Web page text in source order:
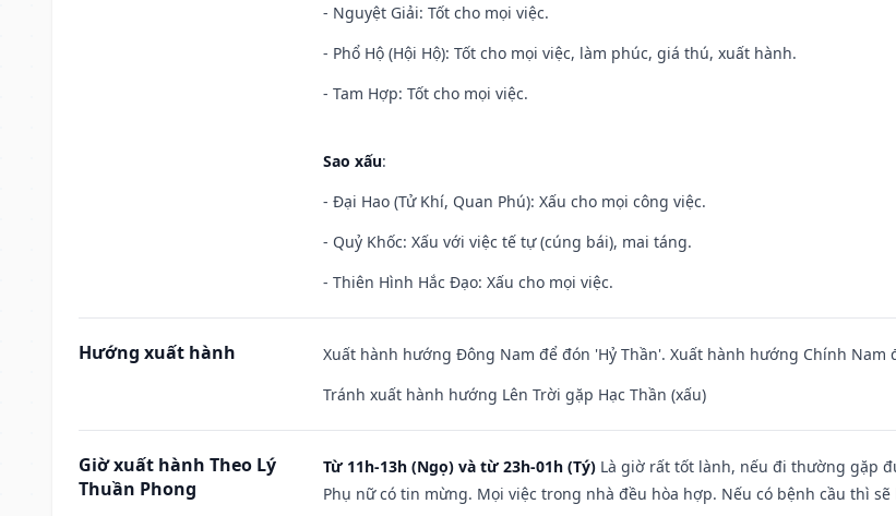
- Nguyệt Giải: Tốt cho mọi việc.
- Phổ Hộ (Hội Hộ): Tốt cho mọi việc, làm phúc, giá thú, xuất hành.
- Tam Hợp: Tốt cho mọi việc.
Sao xấu:
- Đại Hao (Tử Khí, Quan Phú): Xấu cho mọi công việc.
- Quỷ Khốc: Xấu với việc tế tự (cúng bái), mai táng.
- Thiên Hình Hắc Đạo: Xấu cho mọi việc.
Hướng xuất hành
Xuất hành hướng Đông Nam để đón 'Hỷ Thần'. Xuất hành hướng Chính Nam
Tránh xuất hành hướng Lên Trời gặp Hạc Thần (xấu)
Giờ xuất hành Theo Lý
Thuần Phong
Từ 11h-13h (Ngọ) và từ 23h-01h (Tý) Là giờ rất tốt lành, nếu đi thường gặp
Phụ nữ có tin mừng. Mọi việc trong nhà đều hòa hợp. Nếu có bệnh cầu thì